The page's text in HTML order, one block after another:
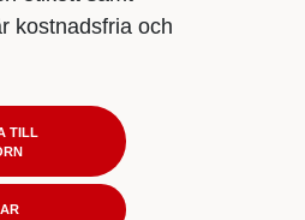
kostnadsfria och
TILL